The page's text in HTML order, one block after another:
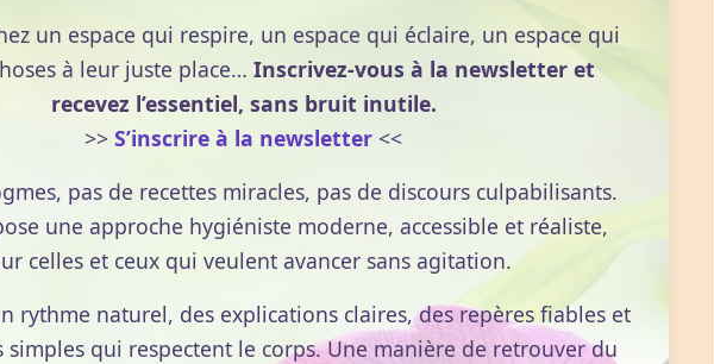
Une fois par
Une fois par
Plus
Voir les
un espace qui respire, un espace qui éclaire, un espace qui
à leur juste place… Inscrivez-vous à la newsletter et
recevez l’essentiel, sans bruit inutile.
>> S’inscrire à la newsletter <<
pas de recettes miracles, pas de discours culpabilisants.
une approche hygiéniste moderne, accessible et réaliste,
celles et ceux qui veulent avancer sans agitation.
rythme naturel, des explications claires, des repères fiables et
simples qui respectent le corps. Une manière de retrouver du